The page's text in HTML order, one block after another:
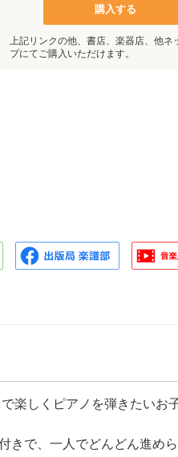
購入する
上記リンクの他、書店、楽器店、他ネ
プにてご購入いただけます。
楽しくピアノを弾きたいお
きで、一人でどんどん進め